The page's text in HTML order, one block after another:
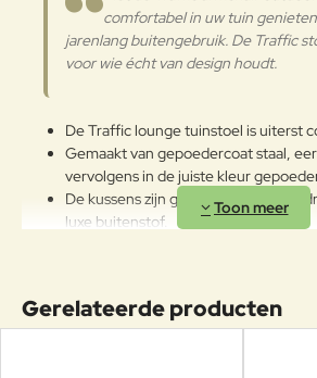
comfortabel in uw tuin
jarenlang buitengebruik. De Traffic
voor wie écht van design houdt.
De Traffic lounge tuinstoel is uiterst
Gemaakt van gepoedercoat staal,
vervolgens in de juiste kleur
De kussens zijn gemaakt van
luxe buitenstof.
Geschikt voor vele jaren buitenplezier!
Gerelateerde producten